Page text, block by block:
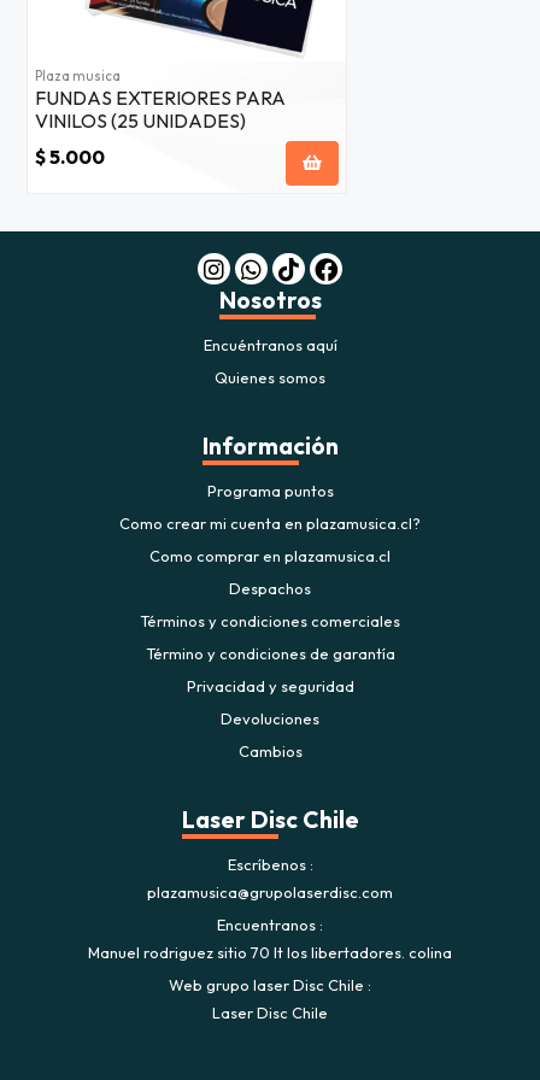
Plaza musica
FUNDAS EXTERIORES PARA
VINILOS (25 UNIDADES)
$ 5.000
Nosotros
Encuéntranos aquí
Quienes somos
Información
Programa puntos
Como crear mi cuenta en plazamusica.cl?
Como comprar en plazamusica.cl
Despachos
Términos y condiciones comerciales
Término y condiciones de garantía
Privacidad y seguridad
Devoluciones
Cambios
Laser Disc Chile
Escríbenos
plazamusica@grupolaserdisc.com
Encuentranos
Manuel rodriguez sitio 70 lt los libertadores. colina
Web grupo laser Disc Chile
Laser Disc Chile